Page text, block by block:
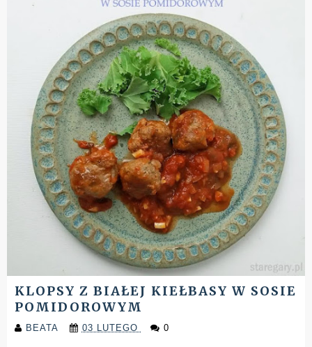
KLOPSY Z BIAŁEJ KIEŁBASY W SOSIE
POMIDOROWYM
BEATA 03 LUTEGO 0